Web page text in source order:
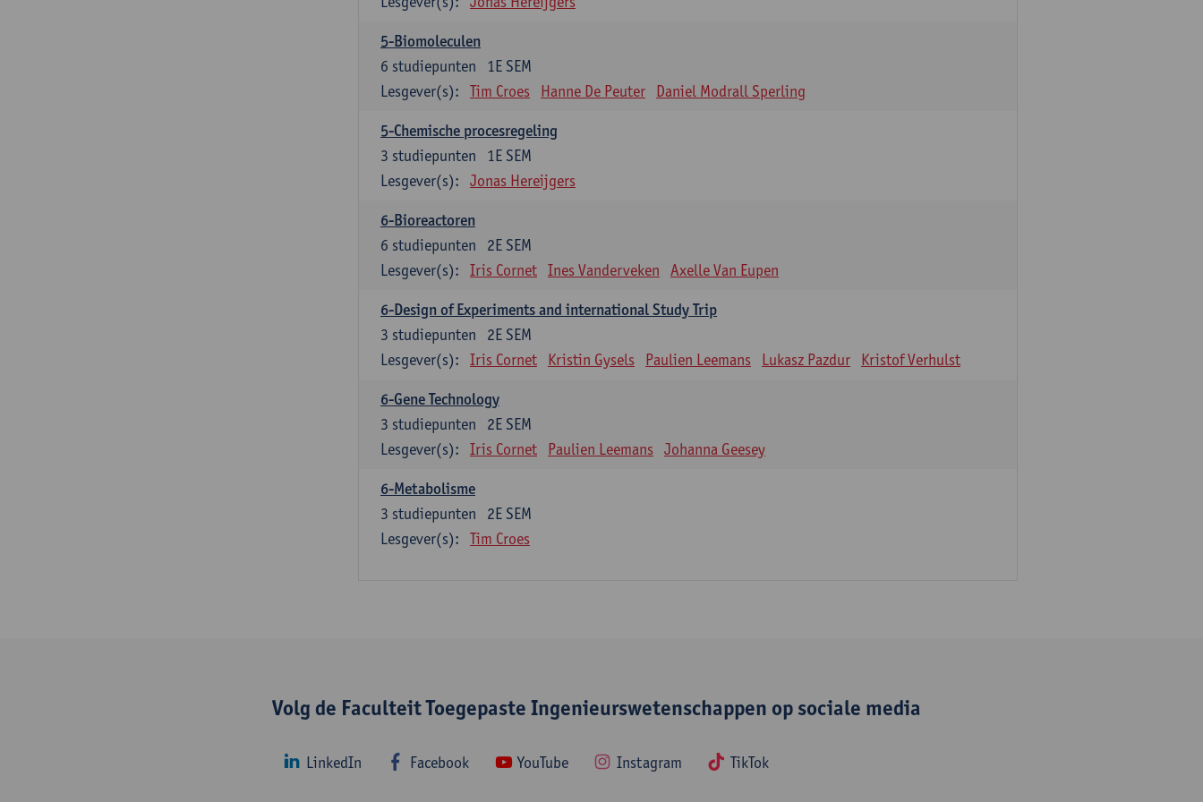
5-Biomoleculen
1E SEM
6 studiepunten
Lesgever(s):
Tim Croes Hanne De Peuter Daniel Modrall Sperling
5-Chemische procesregeling
1E SEM
3 studiepunten
Lesgever(s):
Jonas Hereijgers
6-Bioreactoren
2E SEM
6 studiepunten
Lesgever(s):
Iris Cornet Ines Vanderveken Axelle Van Eupen
6-Design of Experiments and international Study Trip
2E SEM
3 studiepunten
Lesgever(s):
Iris Cornet Kristin Gysels Paulien Leemans Lukasz Pazdur Kristof Verhulst
6-Gene Technology
2E SEM
3 studiepunten
Lesgever(s):
Iris Cornet Paulien Leemans Johanna Geesey
6-Metabolisme
2E SEM
3 studiepunten
Lesgever(s):
Tim Croes
Volg de Faculteit Toegepaste Ingenieurswetenschappen op sociale media
LinkedIn Facebook YouTube Instagram TikTok